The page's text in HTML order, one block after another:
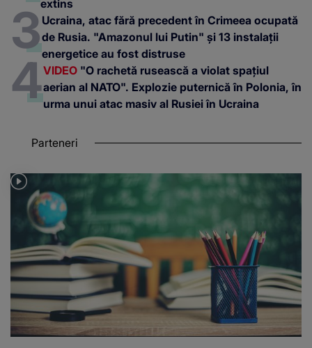
extins
Ucraina, atac fără precedent în Crimeea ocupată
de Rusia. "Amazonul lui Putin" și 13 instalații
energetice au fost distruse
VIDEO "O rachetă rusească a violat spațiul
aerian al NATO". Explozie puternică în Polonia, în
urma unui atac masiv al Rusiei în Ucraina
Parteneri